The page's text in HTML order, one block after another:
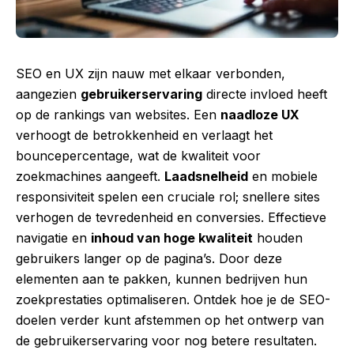
SEO en UX zijn nauw met elkaar verbonden,
aangezien gebruikerservaring directe invloed heeft
op de rankings van websites. Een naadloze UX
verhoogt de betrokkenheid en verlaagt het
bouncepercentage, wat de kwaliteit voor
zoekmachines aangeeft. Laadsnelheid en mobiele
responsiviteit spelen een cruciale rol; snellere sites
verhogen de tevredenheid en conversies. Effectieve
navigatie en inhoud van hoge kwaliteit houden
gebruikers langer op de pagina’s. Door deze
elementen aan te pakken, kunnen bedrijven hun
zoekprestaties optimaliseren. Ontdek hoe je de SEO-
doelen verder kunt afstemmen op het ontwerp van
de gebruikerservaring voor nog betere resultaten.